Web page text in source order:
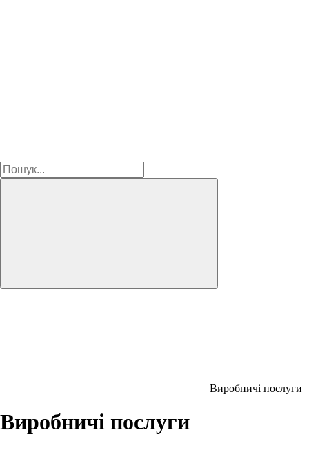
Виробничі послуги
Виробничі послуги